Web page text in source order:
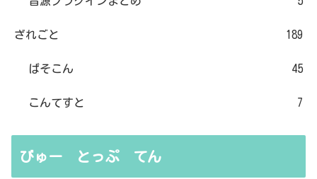
ざれごと 189
ぱそこん 45
こんてすと 7
びゅー とっぷ てん